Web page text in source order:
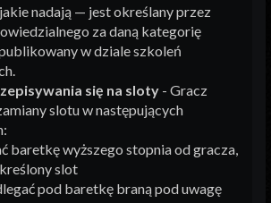
nadają — jest określany przez
za daną kategorię
w dziale szkoleń
się na sloty - Gracz
slotu w następujących
baretkę wyższego stopnia od gracza,
slot
pod baretkę braną pod uwagę